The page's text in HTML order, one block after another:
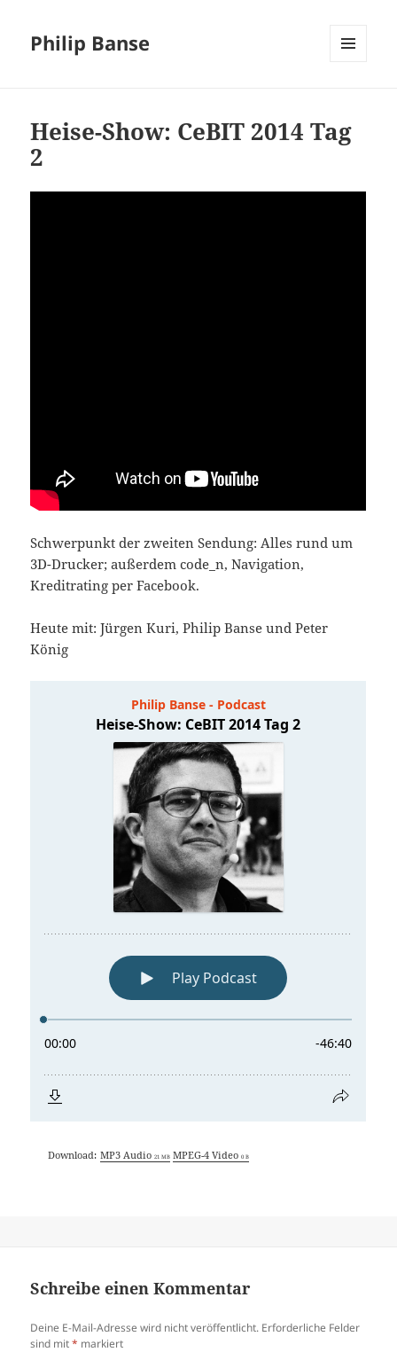
Philip Banse
Heise-Show: CeBIT 2014 Tag
2
Schwerpunkt der zweiten Sendung: Alles rund um
3D-Drucker; außerdem code_n, Navigation,
Kreditrating per Facebook.
Heute mit: Jürgen Kuri, Philip Banse und Peter
König
Download: MP3 Audio 21 MB MPEG-4 Video 0 B
Schreibe einen Kommentar
Deine E-Mail-Adresse wird nicht veröffentlicht. Erforderliche Felder
sind mit* markiert